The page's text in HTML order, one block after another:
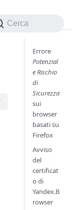
Cerca
Errore
Potenzial
e Rischio
di
Sicurezza
sui
browser
basati su
Firefox
Avviso
del
certificat
o di
Yandex.B
rowser